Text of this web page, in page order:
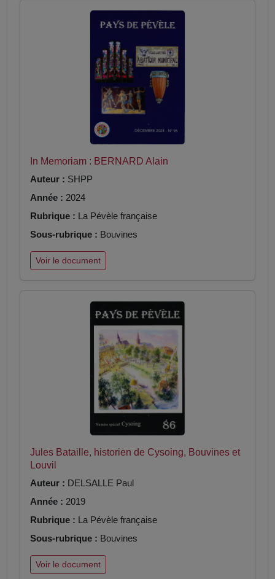
In Memoriam : BERNARD Alain
Auteur : SHPP
Année : 2024
Rubrique : La Pévèle française
Sous-rubrique : Bouvines
Voir le document
Jules Bataille, historien de Cysoing, Bouvines et
Louvil
Auteur : DELSALLE Paul
Année : 2019
Rubrique : La Pévèle française
Sous-rubrique : Bouvines
Voir le document